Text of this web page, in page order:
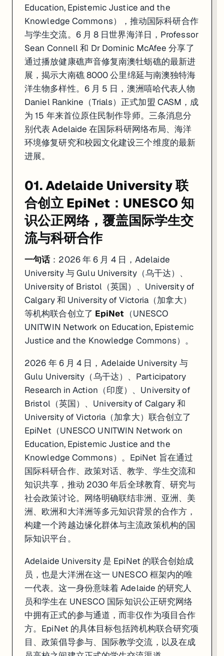
Education, Epistemic Justice and the
Knowledge Commons），推动国际科研合作
与学生交流。6 月 8 日世界海洋日，Professor
Sean Connell 和 Dr Dominic McAfee 分享了
通过播放健康礁声音修复南澳牡蛎礁的最新进
展，揭示大南礁 8000 公里绵延与南澳独特海
洋生物多样性。6 月 5 日，澳洲嘻哈代表人物
Daniel Rankine（Trials）正式加盟 CASM，成
为 15 年来首位原住民制作导师。三条消息分
别代表 Adelaide 在国际科研网络布局、海洋
环境修复研究和校园文化建设三个维度的最新
进展。
01. Adelaide University 联
合创立 EpiNet：UNESCO 知
识公正网络，覆盖国际学生交
流与科研合作
一句话：2026 年 6 月 4 日，Adelaide
University 与 Gulu University（乌干达）、
University of Bristol（英国）、University of
Calgary 和 University of Victoria（加拿大）
等机构联合创立了 EpiNet （UNESCO
UNITWIN Network on Education, Epistemic
Justice and the Knowledge Commons）。
2026 年 6 月 4 日，Adelaide University 与
Gulu University（乌干达）、Participatory
Research in Action（印度）、University of
Bristol（英国）、University of Calgary 和
University of Victoria（加拿大）联合创立了
EpiNet（UNESCO UNITWIN Network on
Education, Epistemic Justice and the
Knowledge Commons）。EpiNet 旨在通过
国际科研合作、政策对话、教学、学生交流和
知识共享，推动 2030 年后全球教育、研究与
社会政策讨论。网络明确联结非洲、亚洲、美
洲、欧洲和大洋洲等多元知识背景的合作方，
构建一个跨越边缘化群体与主流政策机构的国
际知识平台。
Adelaide University 是 EpiNet 的联合创始成
员，也是大洋洲在这一 UNESCO 框架内的唯
一代表。这一身份意味着 Adelaide 的研究人
员和学生在 UNESCO 国际知识公正研究网络
中拥有正式的参与通道，而非仅作为项目合作
方。EpiNet 的具体目标包括跨机构联合研究项
目、政策倡导参与、国际教学交流，以及在成